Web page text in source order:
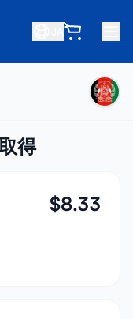
得
$8.33